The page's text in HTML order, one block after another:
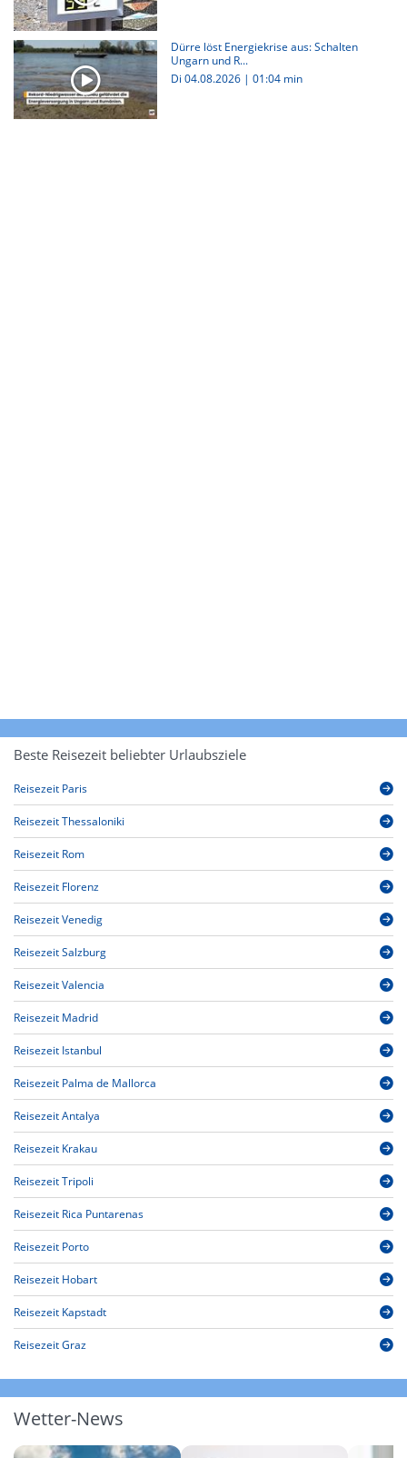
Dürre löst Energiekrise aus: Schalten
Ungarn und R...
Di 04.08.2026 | 01:04 min
Beste Reisezeit beliebter Urlaubsziele
Reisezeit Paris
Reisezeit Thessaloniki
Reisezeit Rom
Reisezeit Florenz
Reisezeit Venedig
Reisezeit Salzburg
Reisezeit Valencia
Reisezeit Madrid
Reisezeit Istanbul
Reisezeit Palma de Mallorca
Reisezeit Antalya
Reisezeit Krakau
Reisezeit Tripoli
Reisezeit Rica Puntarenas
Reisezeit Porto
Reisezeit Hobart
Reisezeit Kapstadt
Reisezeit Graz
Wetter-News